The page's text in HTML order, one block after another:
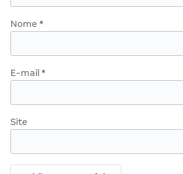
Nome *
E-mail *
Site